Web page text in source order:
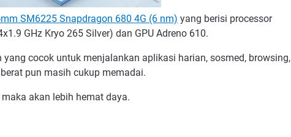
SM6225 Snapdragon 680 4G (6 nm) yang berisi processor
GHz Kryo 265 Silver) dan GPU Adreno 610.
cocok untuk menjalankan aplikasi harian, sosmed, browsing,
pun masih cukup memadai.
akan lebih hemat daya.